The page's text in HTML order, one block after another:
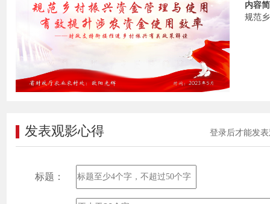
内容
规范
登录后才能发
发表观影心得
标题：